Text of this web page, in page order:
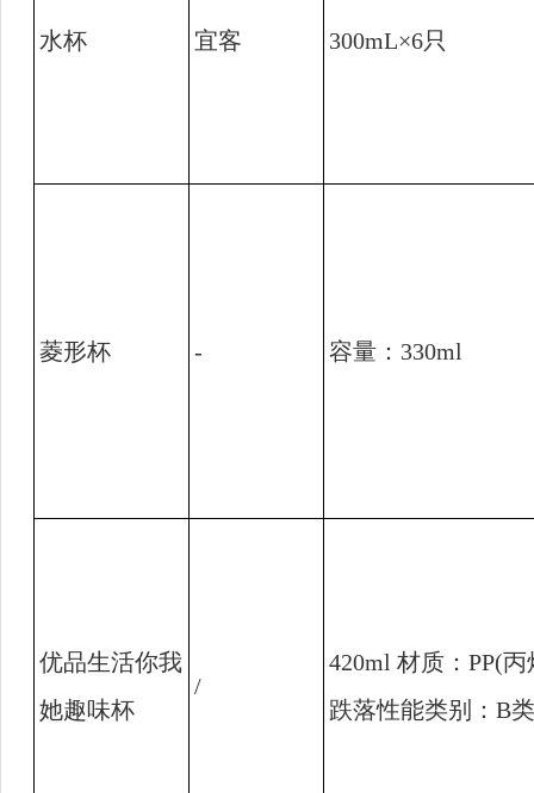
水杯 宜客 300mL×6只
菱形杯 - 容量： 330ml
优品生活你我
她趣味杯
/
420ml 材质： PP(丙
跌落性能类别： B类